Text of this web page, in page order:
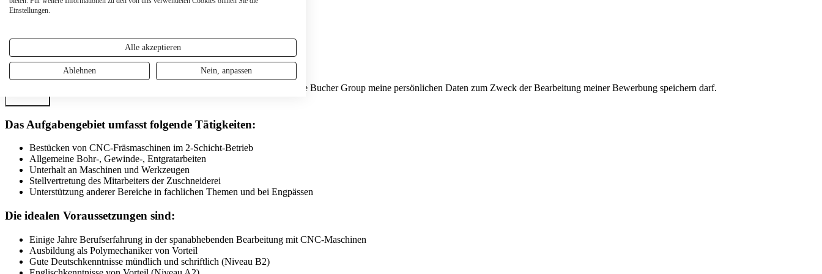
Datei wählen
Nur PDF-Dateien unter 12MB sind erlaubt.
Ich habe die Datenschutzbestimmungen gelesen und bestätige hiermit, dass die Bucher Group meine persönlichen Daten zum Zweck der Bearbeitung meiner Bewerbung speichern darf.
Das Aufgabengebiet umfasst folgende Tätigkeiten:
Bestücken von CNC-Fräsmaschinen im 2-Schicht-Betrieb
Allgemeine Bohr-, Gewinde-, Entgratarbeiten
Unterhalt an Maschinen und Werkzeugen
Stellvertretung des Mitarbeiters der Zuschneiderei
Unterstützung anderer Bereiche in fachlichen Themen und bei Engpässen
Die idealen Voraussetzungen sind:
Einige Jahre Berufserfahrung in der spanabhebenden Bearbeitung mit CNC-Maschinen
Ausbildung als Polymechaniker von Vorteil
Gute Deutschkenntnisse mündlich und schriftlich (Niveau B2)
Einstellungen.
Alle akzeptieren
Ablehnen Nein, anpassen